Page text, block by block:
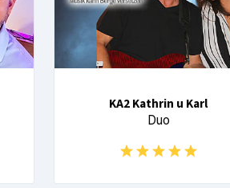
KA2 Kathrin u Karl
Duo